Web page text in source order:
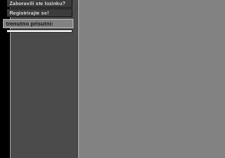
Zaboravili ste lozinku?
Registrirajte se!
trenutno prisutni: